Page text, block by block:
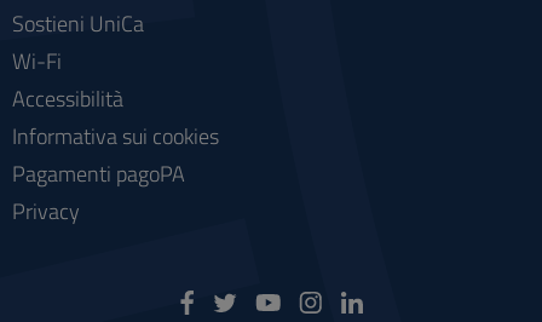
Sostieni UniCa
Wi-Fi
Accessibilità
Informativa sui cookies
Pagamenti pagoPA
Privacy